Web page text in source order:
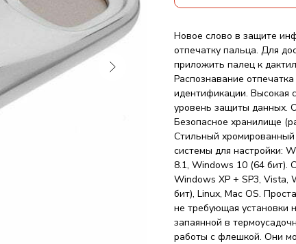
Новое слово в защите
отпечатку пальца. Для
приложить палец к
Распознавание
идентификации. Высокая
уровень защиты данных.
Безопасное хранилище
Стильный
системы для настройки:
8.1, Windows 10 (64 бит).
Windows XP + SP3, Vista,
бит), Linux, Mac OS.
не требующая установки
запаянной в
работы с флешкой. Они